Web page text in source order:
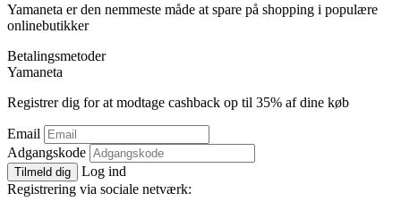
Yamaneta er den nemmeste måde at spare på shopping i populære
onlinebutikker
Betalingsmetoder
Yamaneta
Registrer dig for at modtage cashback op til 35% af dine køb
Email
Adgangskode
Tilmeld dig
Log ind
Registrering via sociale netværk: